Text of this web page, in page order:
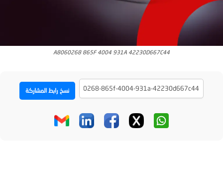
A8060268 865F 4004 931A 42230D667C44
نسخ رابط المشاركة